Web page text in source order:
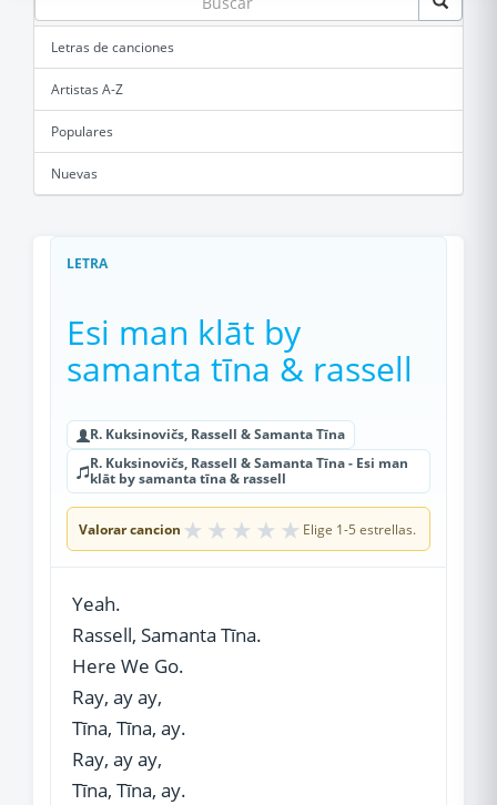
Letras de canciones
Artistas A-Z
Populares
Nuevas
LETRA
Esi man klāt by
samanta tīna & rassell
R. Kuksinovičs, Rassell & Samanta Tīna
R. Kuksinovičs, Rassell & Samanta Tīna - Esi man
klāt by samanta tīna & rassell
Valorar cancion ★ ★ ★ ★ ★ Elige 1-5 estrellas.
Yeah.
Rassell, Samanta Tīna.
Here We Go.
Ray, ay ay,
Tīna, Tīna, ay.
Ray, ay ay,
Tīna, Tīna, ay.